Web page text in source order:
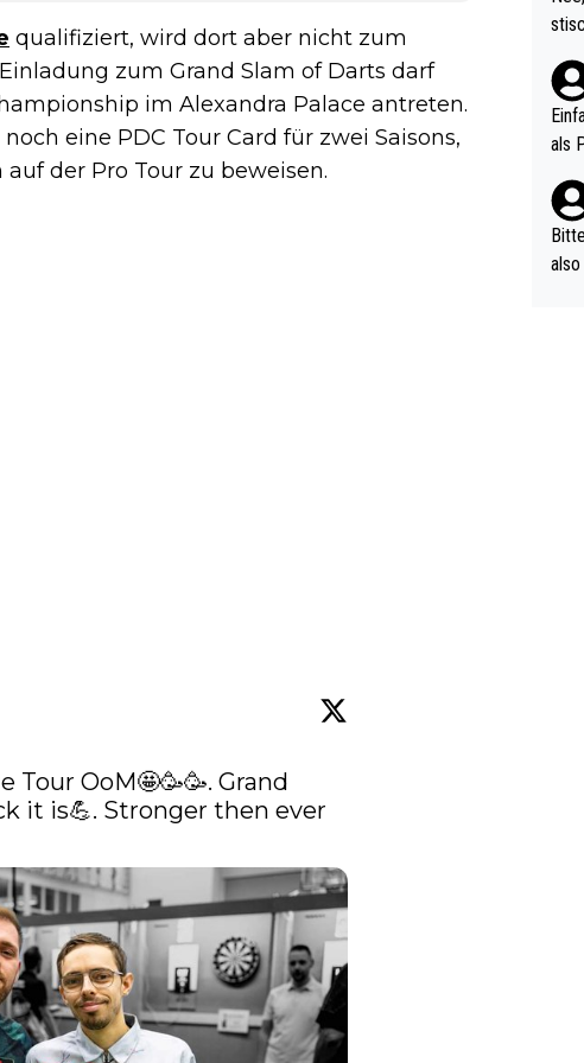
qualifiziert, wird dort aber nicht zum
zum Grand Slam of Darts darf
im Alexandra Palace antreten.
eine PDC Tour Card für zwei Saisons,
der Pro Tour zu beweisen.
Tour OoM🤩🥳🥳. Grand
it is💪. Stronger then ever
(in
als
nes
ttler
vV
als